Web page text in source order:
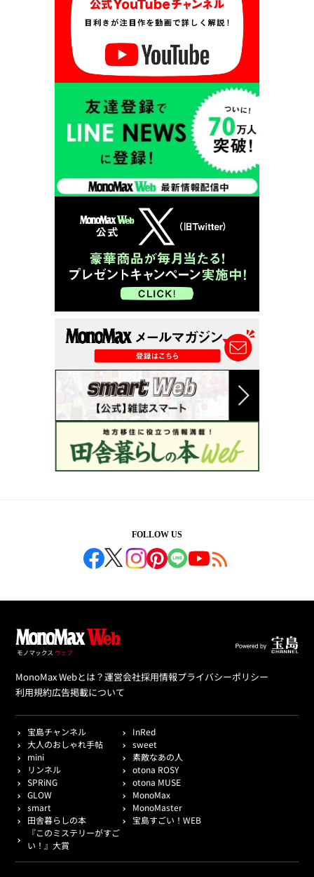
FOLLOW US
MonoMax Webとは？運営会社採用情報プライバシーポリシー
利用規約広告掲載について
宝島チャンネル
InRed
大人のおしゃれ手帖
sweet
mini
素敵なあの人
リンネル
otona ROSY
SPRiNG
otona MUSE
GLOW
MonoMax
smart
MonoMaster
田舎暮らしの本
宝島すごい！WEB
『このミステリーがすご
い！』大賞